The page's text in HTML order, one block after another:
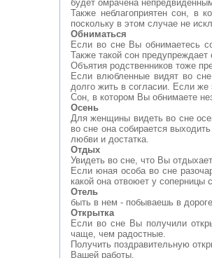
будет омрачена
Также неблагоприятен сон, в
поскольку в этом случае не
Обниматься
Если во сне Вы обнимаетесь
Также такой сон
Объятия родственников тоже
Если влюбленные видят во
долго жить в согласии. Если же
Сон, в котором Вы обнимаете
Осень
Для женщины видеть во сне
во сне она собирается
любви и достатка.
Отдых
Увидеть во сне, что Вы
Если юная особа во сне
какой она отвоюет у соперницы
Отель
быть в нем - побываешь в
Открытка
Если во сне Вы получили
чаще, чем радостные.
Получить поздравительную
Вашей работы.